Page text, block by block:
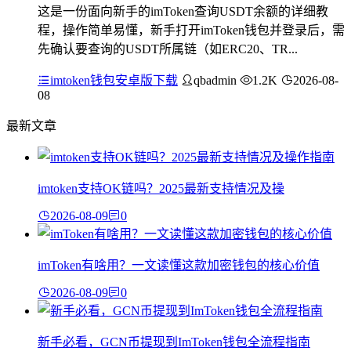
这是一份面向新手的imToken查询USDT余额的详细教
程，操作简单易懂，新手打开imToken钱包并登录后，需
先确认要查询的USDT所属链（如ERC20、TR...
imtoken钱包安卓版下载 qbadmin 1.2K
2026-08-
08
最新文章
imtoken支持OK链吗？2025最新支持情况及操
2026-08-09 0
imToken有啥用？一文读懂这款加密钱包的核心价值
2026-08-09 0
新手必看，GCN币提现到ImToken钱包全流程指南